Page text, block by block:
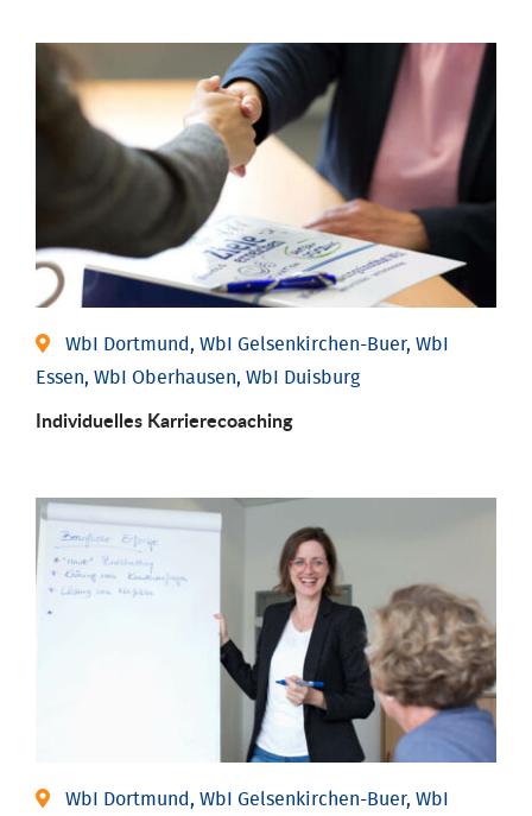
WbI Dortmund, WbI Gelsenkirchen-Buer, WbI
Essen, WbI Oberhausen, WbI Duisburg
Individu­elles Karrierecoaching
WbI Dortmund, WbI Gelsenkirchen-Buer, WbI